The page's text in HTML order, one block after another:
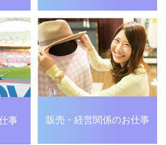
事 販売・経営関係のお仕事